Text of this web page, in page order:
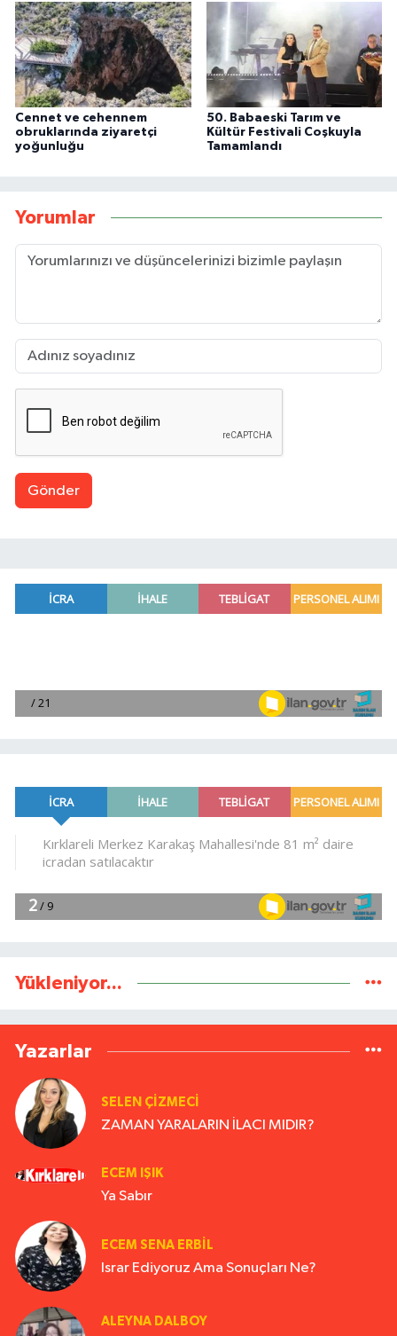
Cennet ve cehennem
obruklarında ziyaretçi
yoğunluğu
50. Babaeski Tarım ve
Kültür Festivali Coşkuyla
Tamamlandı
Yorumlar
Gönder
Yükleniyor...
Yazarlar
SELEN ÇİZMECİ
ZAMAN YARALARIN İLACI MIDIR?
ECEM IŞIK
Ya Sabır
ECEM SENA ERBIL
Israr Ediyoruz Ama Sonuçları Ne?
ALEYNA DALBOY